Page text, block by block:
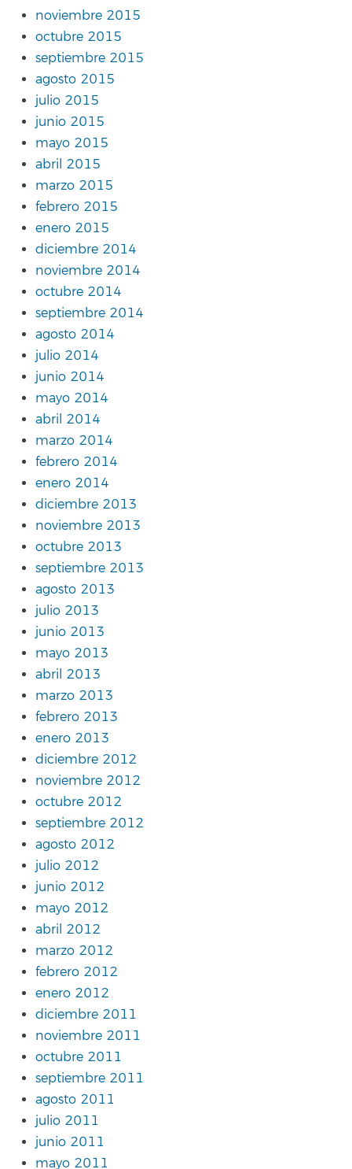
noviembre 2015
octubre 2015
septiembre 2015
agosto 2015
julio 2015
junio 2015
mayo 2015
abril 2015
marzo 2015
febrero 2015
enero 2015
diciembre 2014
noviembre 2014
octubre 2014
septiembre 2014
agosto 2014
julio 2014
junio 2014
mayo 2014
abril 2014
marzo 2014
febrero 2014
enero 2014
diciembre 2013
noviembre 2013
octubre 2013
septiembre 2013
agosto 2013
julio 2013
junio 2013
mayo 2013
abril 2013
marzo 2013
febrero 2013
enero 2013
diciembre 2012
noviembre 2012
octubre 2012
septiembre 2012
agosto 2012
julio 2012
junio 2012
mayo 2012
abril 2012
marzo 2012
febrero 2012
enero 2012
diciembre 2011
noviembre 2011
octubre 2011
septiembre 2011
agosto 2011
julio 2011
junio 2011
mayo 2011